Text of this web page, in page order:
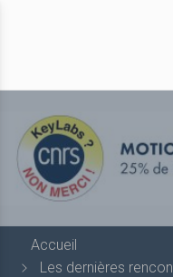
Accueil
Les dernières